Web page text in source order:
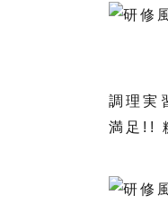
調理実
満足!!